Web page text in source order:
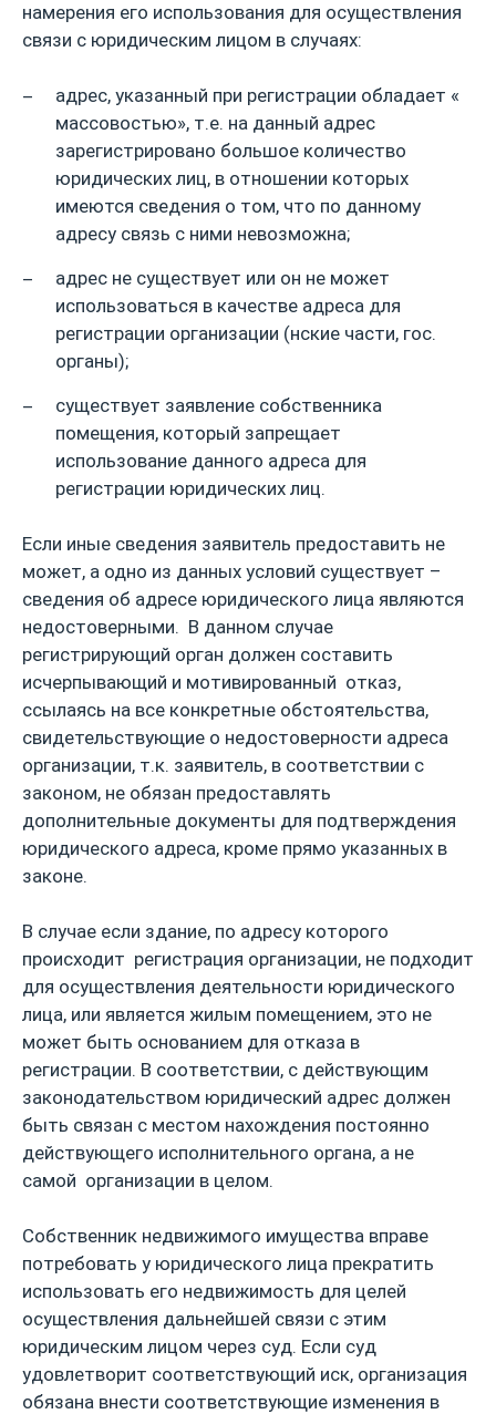
намерения его использования для осуществления
связи с юридическим лицом в случаях:
адрес, указанный при регистрации обладает «
массовостью», т.е. на данный адрес
зарегистрировано большое количество
юридических лиц, в отношении которых
имеются сведения о том, что по данному
адресу связь с ними невозможна;
адрес не существует или он не может
использоваться в качестве адреса для
регистрации организации (нские части, гос.
органы);
существует заявление собственника
помещения, который запрещает
использование данного адреса для
регистрации юридических лиц.
Если иные сведения заявитель предоставить не
может, а одно из данных условий существует –
сведения об адресе юридического лица являются
недостоверными. В данном случае
регистрирующий орган должен составить
исчерпывающий и мотивированный отказ,
ссылаясь на все конкретные обстоятельства,
свидетельствующие о недостоверности адреса
организации, т.к. заявитель, в соответствии с
законом, не обязан предоставлять
дополнительные документы для подтверждения
юридического адреса, кроме прямо указанных в
законе.
В случае если здание, по адресу которого
происходит регистрация организации, не подходит
для осуществления деятельности юридического
лица, или является жилым помещением, это не
может быть основанием для отказа в
регистрации. В соответствии, с действующим
законодательством юридический адрес должен
быть связан с местом нахождения постоянно
действующего исполнительного органа, а не
самой организации в целом.
Собственник недвижимого имущества вправе
потребовать у юридического лица прекратить
использовать его недвижимость для целей
осуществления дальнейшей связи с этим
юридическим лицом через суд. Если суд
удовлетворит соответствующий иск, организация
обязана внести соответствующие изменения в